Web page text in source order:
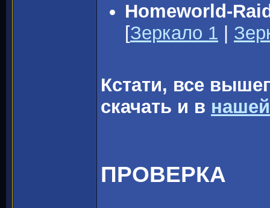
Homeworld-
[Зеркало 1
Кстати, все
скачать и в
ПРОВЕРКА